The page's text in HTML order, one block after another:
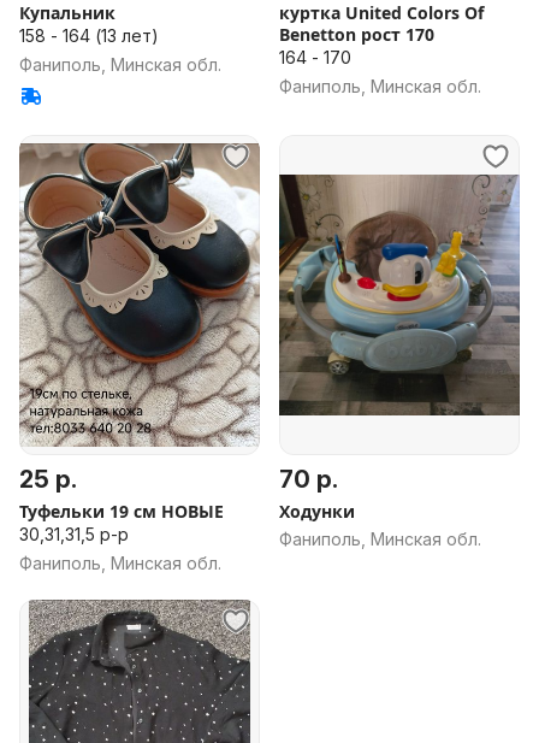
Купальник
158 - 164 (13 лет)
Фаниполь, Минская обл.
куртка United Colors Of
Benetton рост 170
164 - 170
Фаниполь, Минская обл.
25 р.
Туфельки 19 см НОВЫЕ
30,31,31,5 р-р
Фаниполь, Минская обл.
70 р.
Ходунки
Фаниполь, Минская обл.